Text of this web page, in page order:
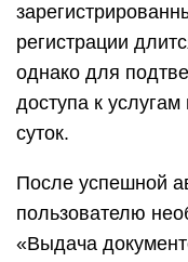
регистрации
однако для
доступа к
суток.
После успешной
пользователю
«Выдача